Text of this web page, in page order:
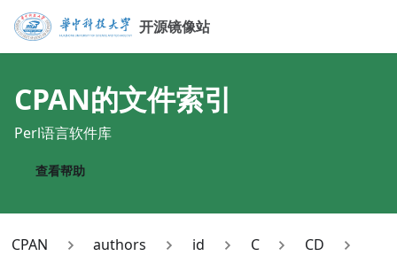
开源镜像站
CPAN的文件索引
Perl语言软件库
查看帮助
CPAN authors id C
CD